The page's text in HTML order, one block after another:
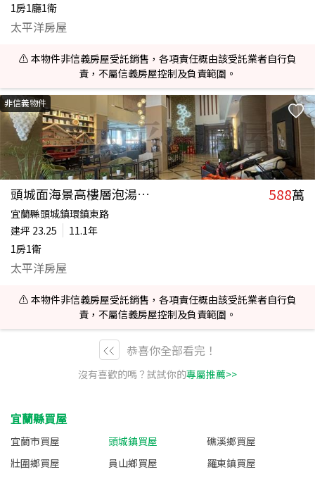
1房1廳1衛
太平洋房屋
⚠️ 本物件非信義房屋受託銷售，各項責任概由該受託業者自行負
責，不屬信義房屋控制及負責範圍。
非信義物件
頭城面海景高樓層泡湯車位套房 588萬
宜蘭縣頭城鎮環鎮東路
建坪 23.25
11.1年
1房1衛
太平洋房屋
⚠️ 本物件非信義房屋受託銷售，各項責任概由該受託業者自行負
責，不屬信義房屋控制及負責範圍。
恭喜你全部看完！
沒有喜歡的嗎？試試你的專屬推薦>>
宜蘭縣買屋
宜蘭市買屋 頭城鎮買屋
礁溪鄉買屋
壯圍鄉買屋
員山鄉買屋
羅東鎮買屋